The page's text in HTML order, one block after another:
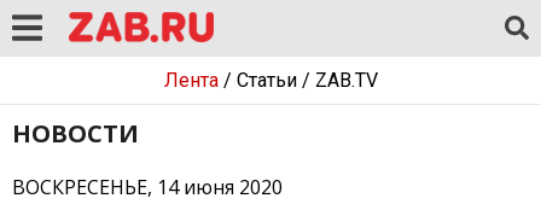
Лента/ Статьи/ ZAB.TV
НОВОСТИ
ВОСКРЕСЕНЬЕ, 14 июня 2020